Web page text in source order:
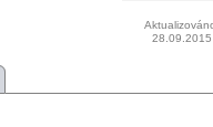
28.09.2015